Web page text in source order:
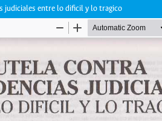
judiciales entre lo dificil y lo tragico